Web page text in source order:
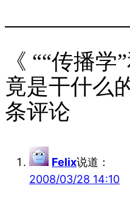
《 ““传播
竟是干什么
条评论
Felix说道：
2008/03/28 14:10